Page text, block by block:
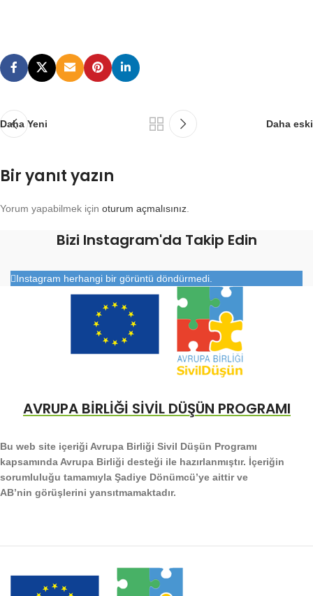
Daha Yeni Daha eski
Bir yanıt yazın
Yorum yapabilmek için oturum açmalısınız
Bizi Instagram'da Takip Edin
Instagram herhangi bir görüntü döndürmedi.
AVRUPA BİRLİĞİ SİVİL DÜŞÜN PROGRAMI
Bu web site içeriği Avrupa Birliği Sivil Düşün Programı
kapsamında Avrupa Birliği desteği ile hazırlanmıştır. İçeriğin
sorumluluğu tamamıyla Şadiye Dönümcü’ye aittir ve
AB’nin görüşlerini yansıtmamaktadır.